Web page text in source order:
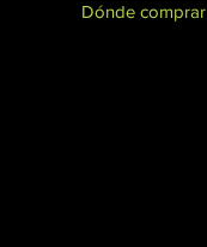
Dónde comprar